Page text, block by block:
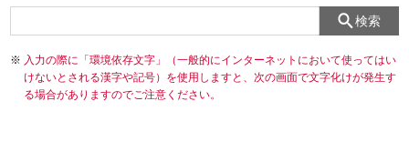
検索
入力の際に「環境依存文字」（一般的にインターネットにおいて使ってはい
けないとされる漢字や記号）を使用しますと、次の画面で文字化けが発生す
る場合がありますのでご注意ください。